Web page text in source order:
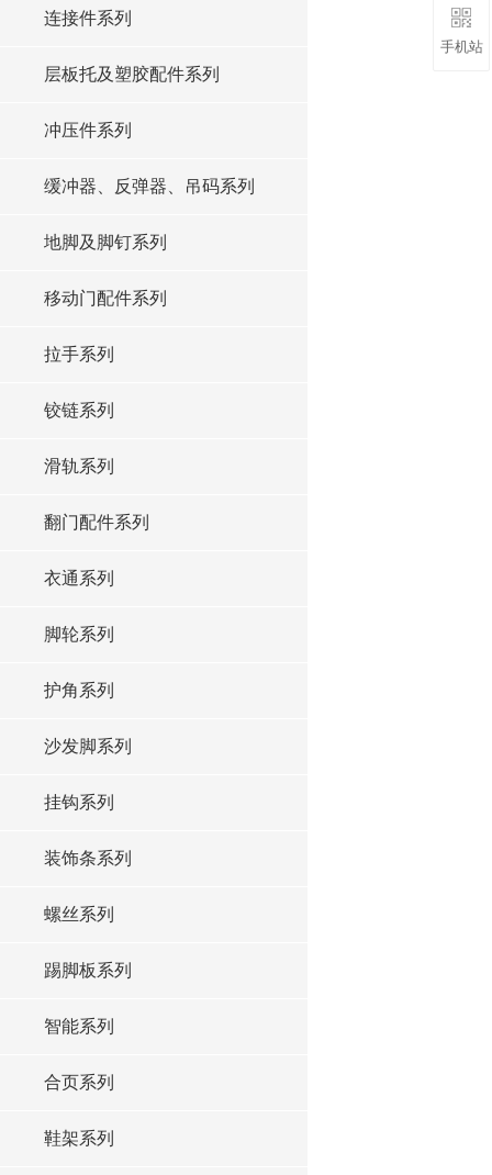
连接件系列
层板托及塑胶配件系列
冲压件系列
缓冲器、反弹器、吊码系列
地脚及脚钉系列
移动门配件系列
拉手系列
铰链系列
滑轨系列
翻门配件系列
衣通系列
脚轮系列
护角系列
沙发脚系列
挂钩系列
装饰条系列
螺丝系列
踢脚板系列
智能系列
合页系列
鞋架系列
手机站